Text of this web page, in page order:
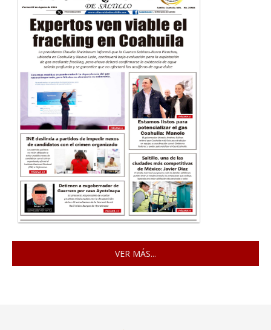
VER MÁS...